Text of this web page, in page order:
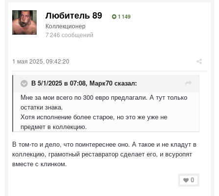
Любитель 89 1 149
Коллекционер
7 246 сообщений
1 мая 2025, 09:42:20
В 5/1/2025 в 07:08, Марк70 сказал:
Мне за мои всего по 300 евро предлагали. А тут только
остатки знака.
Хотя исполнение более старое, но это же уже не
предмет в коллекцию.
В том-то и дело, что поинтереснее оно. А такое и не кладут в
коллекцию, грамотный реставратор сделает его, и всуропят
вместе с клинком.
0